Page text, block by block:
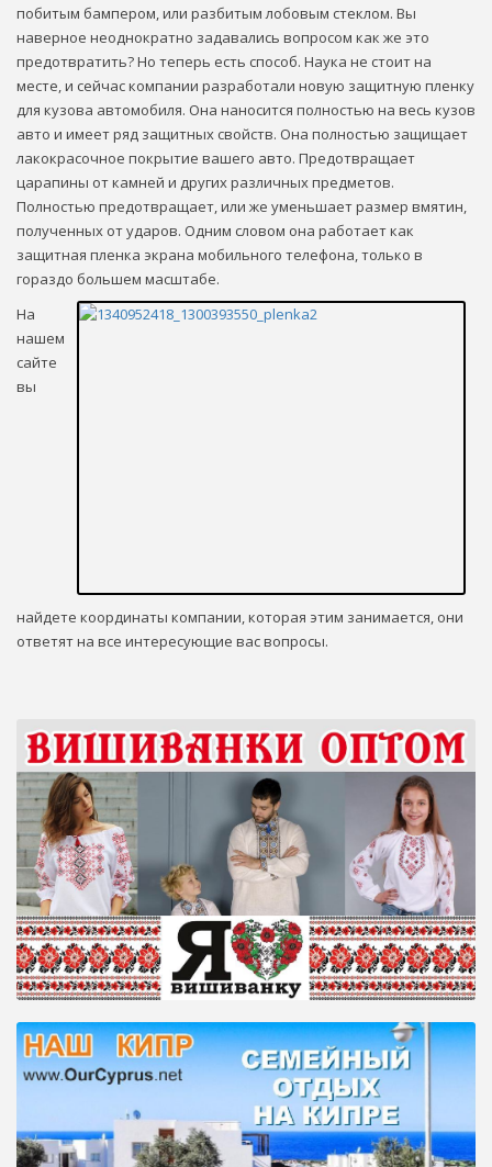
побитым бампером, или разбитым лобовым стеклом. Вы
наверное неоднократно задавались вопросом как же это
предотвратить? Но теперь есть способ. Наука не стоит на
месте, и сейчас компании разработали новую защитную пленку
для кузова автомобиля. Она наносится полностью на весь кузов
авто и имеет ряд защитных свойств. Она полностью защищает
лакокрасочное покрытие вашего авто. Предотвращает
царапины от камней и других различных предметов.
Полностью предотвращает, или же уменьшает размер вмятин,
полученных от ударов. Одним словом она работает как
защитная пленка экрана мобильного телефона, только в
гораздо большем масштабе.
На
нашем
сайте
вы
найдете координаты компании, которая этим занимается, они
ответят на все интересующие вас вопросы.